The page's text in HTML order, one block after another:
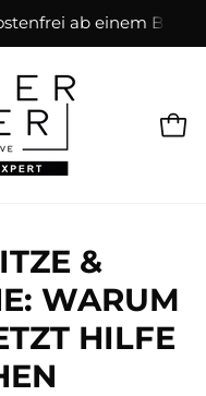
ab einem
&
WARUM
HILFE